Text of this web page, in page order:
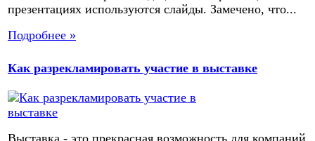
презентациях используются слайды. Замечено, что...
Подробнее »
Как разрекламировать участие в выставке